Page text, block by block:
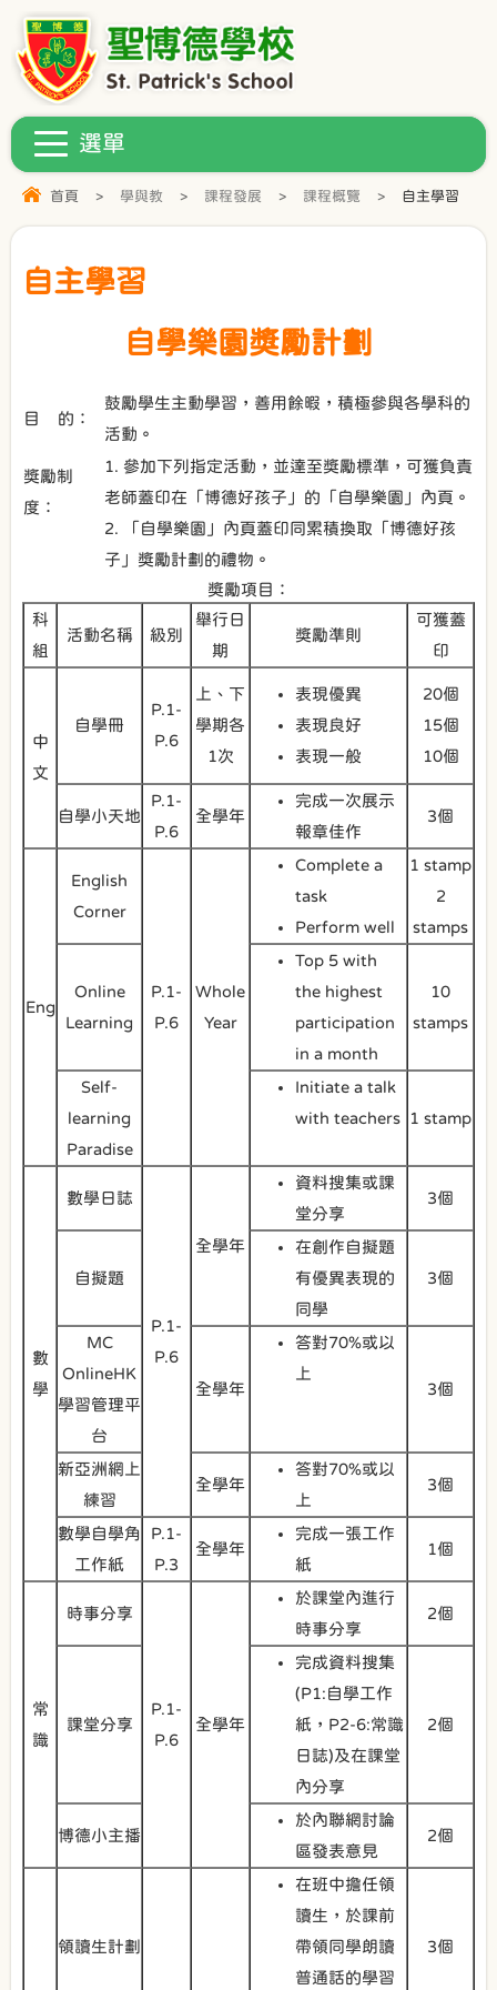
首頁 > 學與教 > 課程發展 > 課程概覽 > 自主學習
自主學習
自學樂園獎勵計劃
目 的：
鼓勵學生主動學習，善用餘暇，積極參與各學科的
活動。
獎勵制
度：
1. 參加下列指定活動，並達至獎勵標準，可獲負責
老師蓋印在「博德好孩子」的「自學樂園」內頁。
2. 「自學樂園」內頁蓋印同累積換取「博德好孩
子」獎勵計劃的禮物。
獎勵項目：
科
組
活動名稱 級別
舉行日
期
獎勵準則
可獲蓋
印
中
文
自學冊
P.1-
P.6
上、下
學期各
1次
表現優異
表現良好
表現一般
20個
15個
10個
自學小天地
P.1-
P.6
全學年
完成一次展示
報章佳作
3個
Eng
English
Corner
P.1-
P.6
Whole
Year
Complete a
task
Perform well
1 stamp
2
stamps
Online
Learning
Top 5 with
the highest
participation
in a month
10
stamps
Self-
learning
Paradise
Initiate a talk
with teachers
1 stamp
數
學
數學日誌
P.1-
P.6
全學年
資料搜集或課
堂分享
3個
自擬題
在創作自擬題
有優異表現的
同學
3個
MC
OnlineHK
學習管理平
台
全學年
答對70%或以
上
3個
新亞洲網上
練習
全學年
答對70%或以
上
3個
數學自學角
工作紙
P.1-
P.3
全學年
完成一張工作
紙
1個
常
識
時事分享
P.1-
P.6
全學年
於課堂內進行
時事分享
2個
課堂分享
完成資料搜集
(P1:自學工作
紙，P2-6:常識
日誌)及在課堂
內分享
2個
博德小主播
於內聯網討論
區發表意見
2個
領讀生計劃
在班中擔任領
讀生，於課前
帶領同學朗讀
普通話的學習
3個